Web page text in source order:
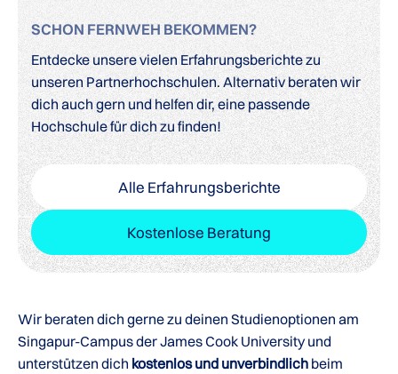
SCHON FERNWEH BEKOMMEN?
Entdecke unsere vielen Erfahrungsberichte zu
unseren Partnerhochschulen. Alternativ beraten wir
dich auch gern und helfen dir, eine passende
Hochschule für dich zu finden!
Alle Erfahrungsberichte
Kostenlose Beratung
Wir beraten dich gerne zu deinen Studienoptionen am
Singapur-Campus der James Cook University und
unterstützen dich kostenlos und unverbindlich beim